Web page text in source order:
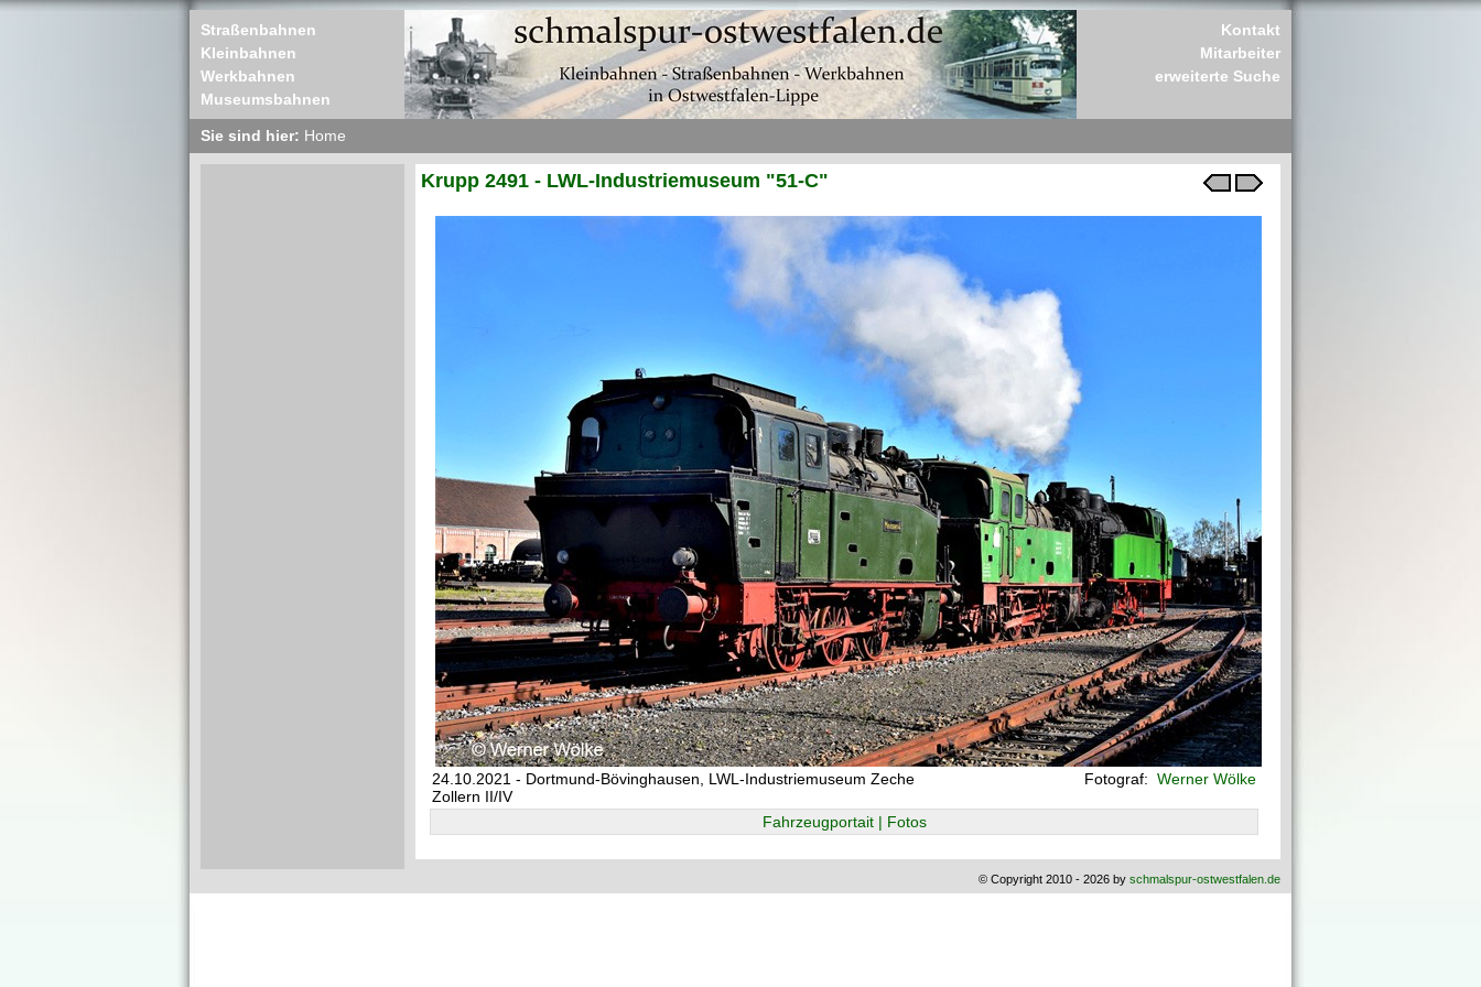
Straßenbahnen
Kleinbahnen
Werkbahnen
Museumsbahnen
Kontakt
Mitarbeiter
erweiterte Suche
Sie sind hier: Home
Krupp 2491 - LWL-Industriemuseum "51-C"
24.10.2021 - Dortmund-Bövinghausen, LWL-Industriemuseum Zeche
Zollern II/IV
Fotograf: Werner Wölke
Fahrzeugportait | Fotos
© Copyright 2010 - 2026 by schmalspur-ostwestfalen.de